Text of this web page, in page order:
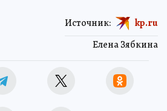
Елена Зябкина
Источник: kp.ru